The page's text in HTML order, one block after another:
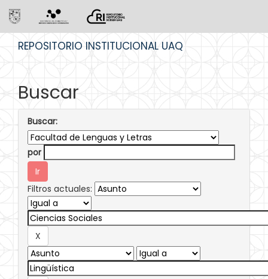
REPOSITORIO INSTITUCIONAL UAQ
Buscar
Buscar:
por
Filtros actuales: